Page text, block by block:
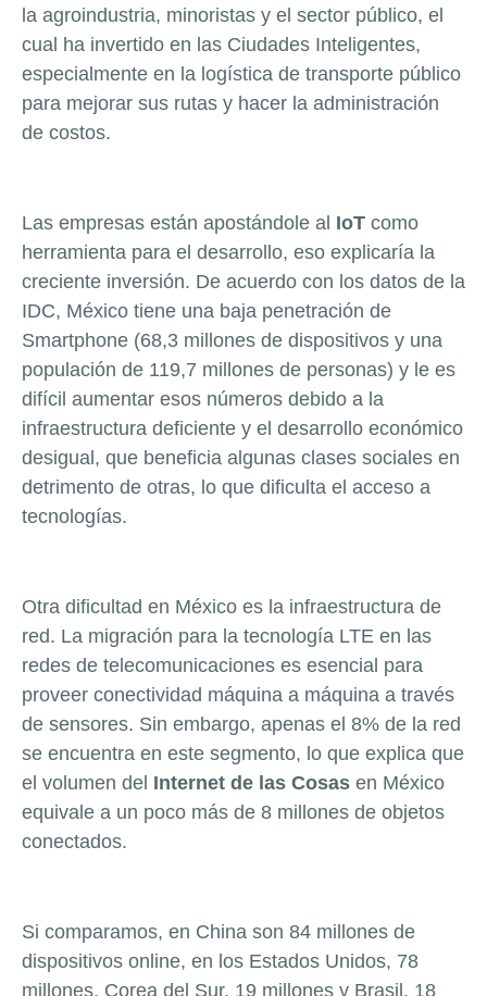
la agroindustria, minoristas y el sector público, el
cual ha invertido en las Ciudades Inteligentes,
especialmente en la logística de transporte público
para mejorar sus rutas y hacer la administración
de costos.
Las empresas están apostándole al IoT como
herramienta para el desarrollo, eso explicaría la
creciente inversión. De acuerdo con los datos de la
IDC, México tiene una baja penetración de
Smartphone (68,3 millones de dispositivos y una
populación de 119,7 millones de personas) y le es
difícil aumentar esos números debido a la
infraestructura deficiente y el desarrollo económico
desigual, que beneficia algunas clases sociales en
detrimento de otras, lo que dificulta el acceso a
tecnologías.
Otra dificultad en México es la infraestructura de
red. La migración para la tecnología LTE en las
redes de telecomunicaciones es esencial para
proveer conectividad máquina a máquina a través
de sensores. Sin embargo, apenas el 8% de la red
se encuentra en este segmento, lo que explica que
el volumen del Internet de las Cosas en México
equivale a un poco más de 8 millones de objetos
conectados.
Si comparamos, en China son 84 millones de
dispositivos online, en los Estados Unidos, 78
millones, Corea del Sur, 19 millones y Brasil, 18